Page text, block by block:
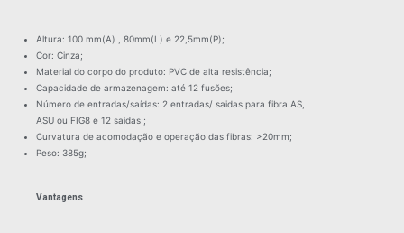
Altura: 100 mm(A) , 80mm(L) e 22,5mm(P);
Cor: Cinza;
Material do corpo do produto: PVC de alta resistência;
Capacidade de armazenagem: até 12 fusões;
Número de entradas/saídas: 2 entradas/ saidas para fibra AS,
ASU ou FIG8 e 12 saidas ;
Curvatura de acomodação e operação das fibras: >20mm;
Peso: 385g;
Vantagens